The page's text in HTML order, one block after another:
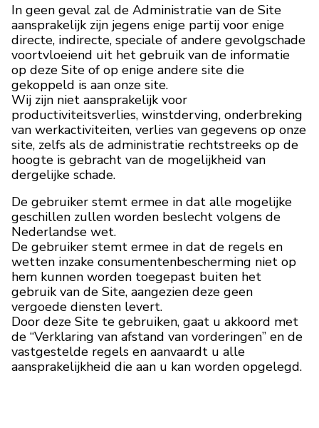
ACCESSOIRES
MERKEN
Levering en Betaling
Veelgestelde vragen
Contacteer ons
Beoordelingen
In geen geval zal de Administratie van de Site
aansprakelijk zijn jegens enige partij voor enige
directe, indirecte, speciale of andere gevolgschade
voortvloeiend uit het gebruik van de informatie
op deze Site of op enige andere site die
gekoppeld is aan onze site.
Wij zijn niet aansprakelijk voor
productiviteitsverlies, winstderving, onderbreking
van werkactiviteiten, verlies van gegevens op onze
site, zelfs als de administratie rechtstreeks op de
hoogte is gebracht van de mogelijkheid van
dergelijke schade.
De gebruiker stemt ermee in dat alle mogelijke
geschillen zullen worden beslecht volgens de
Nederlandse wet.
De gebruiker stemt ermee in dat de regels en
wetten inzake consumentenbescherming niet op
hem kunnen worden toegepast buiten het
gebruik van de Site, aangezien deze geen
vergoede diensten levert.
Door deze Site te gebruiken, gaat u akkoord met
de “Verklaring van afstand van vorderingen” en de
vastgestelde regels en aanvaardt u alle
aansprakelijkheid die aan u kan worden opgelegd.